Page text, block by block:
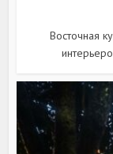
Восточная